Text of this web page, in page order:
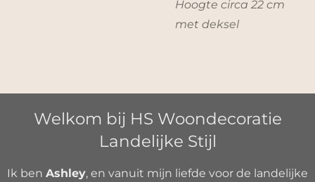
Hoogte circa 22 cm
met deksel
Welkom bij HS Woondecoratie
Landelijke Stijl
Ik ben Ashley, en vanuit mijn liefde voor de landelijke